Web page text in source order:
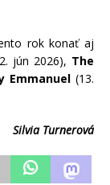
rok konať aj
jún 2026), The
Emmanuel (13.
Silvia Turnerová